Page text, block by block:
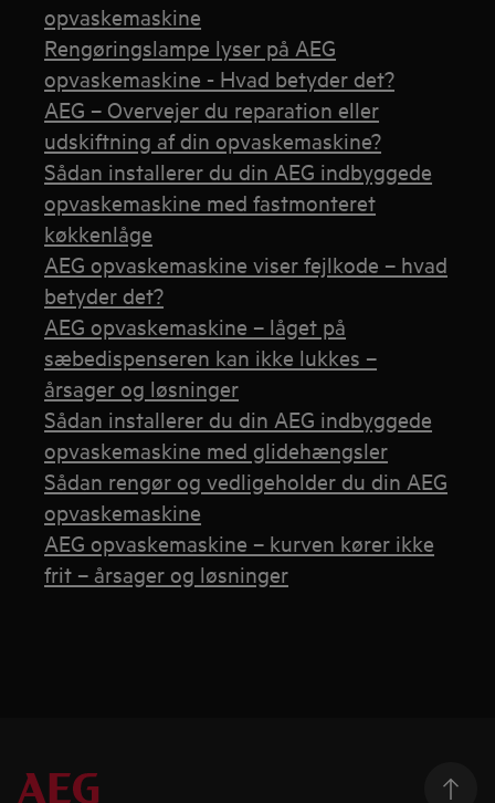
opvaskemaskine
Rengøringslampe lyser på AEG
opvaskemaskine - Hvad betyder det?
AEG – Overvejer du reparation eller
udskiftning af din opvaskemaskine?
Sådan installerer du din AEG indbyggede
opvaskemaskine med fastmonteret
køkkenlåge
AEG opvaskemaskine viser fejlkode – hvad
betyder det?
AEG opvaskemaskine – låget på
sæbedispenseren kan ikke lukkes –
årsager og løsninger
Sådan installerer du din AEG indbyggede
opvaskemaskine med glidehængsler
Sådan rengør og vedligeholder du din AEG
opvaskemaskine
AEG opvaskemaskine – kurven kører ikke
frit – årsager og løsninger